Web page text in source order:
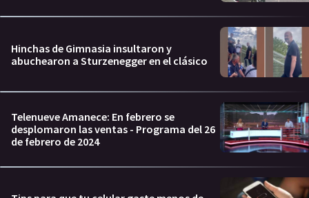
Hinchas de Gimnasia insultaron y
abuchearon a Sturzenegger en el clásico
Telenueve Amanece: En febrero se
desplomaron las ventas - Programa del 26
de febrero de 2024